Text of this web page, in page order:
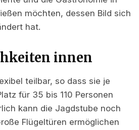
möchten, dessen Bild sich
hat.
innen
teilbar, so dass sie je
für 35 bis 110 Personen
kann die Jagdstube noch
Flügeltüren ermöglichen